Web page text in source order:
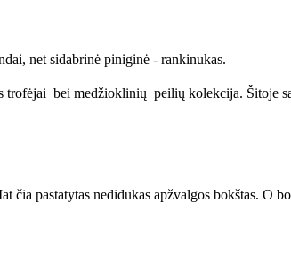
net sidabrinė piniginė - rankinukas.
bei medžioklinių peilių kolekcija. Šitoje
pastatytas nedidukas apžvalgos bokštas. O